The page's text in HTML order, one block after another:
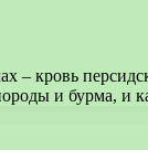
– кровь
и бурма, и